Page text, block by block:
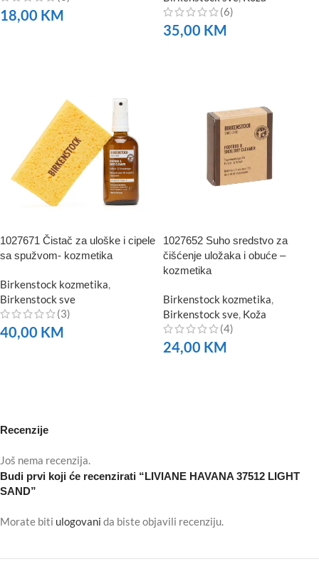
18,00 KM
(6)
35,00 KM
1027671 Čistač za uloške i cipele
sa spužvom- kozmetika
Birkenstock kozmetika,
Birkenstock sve
(3)
40,00 KM
1027652 Suho sredstvo za
čišćenje uložaka i obuće –
kozmetika
Birkenstock kozmetika,
Birkenstock sve, Koža
(4)
24,00 KM
Recenzije
Još nema recenzija.
Budi prvi koji će recenzirati “LIVIANE HAVANA 37512 LIGHT
SAND”
Morate biti ulogovani da biste objavili recenziju.